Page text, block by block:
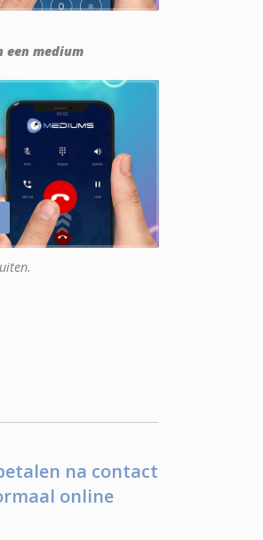
een medium
na contact
online